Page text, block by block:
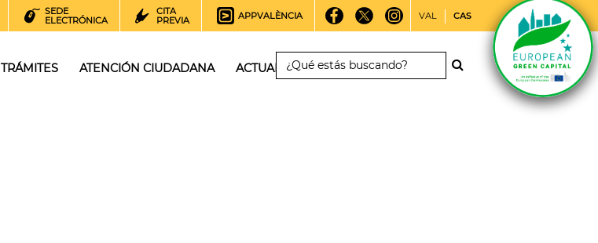
SEDE
ELECTRÓNICA
CITA
PREVIA
APPVALÈNCIA VAL CAS
TRÁMITES ATENCIÓN CIUDADANA ACTUALIDAD